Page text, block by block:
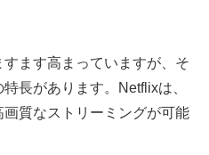
ます高まっていますが、そ
長があります。Netflixは、
質なストリーミングが可能